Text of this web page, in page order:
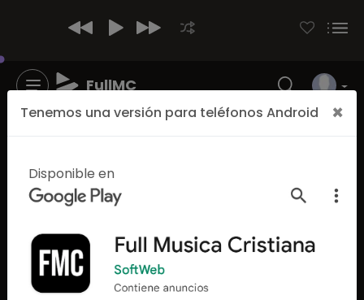
FullMC
Tenemos una versión para teléfonos Android ×
Disponible en